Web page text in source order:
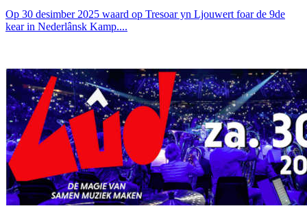
Op 30 desimber 2025 waard op Tresoar yn Ljouwert foar de 9de
kear in Nederlânsk Kamp....